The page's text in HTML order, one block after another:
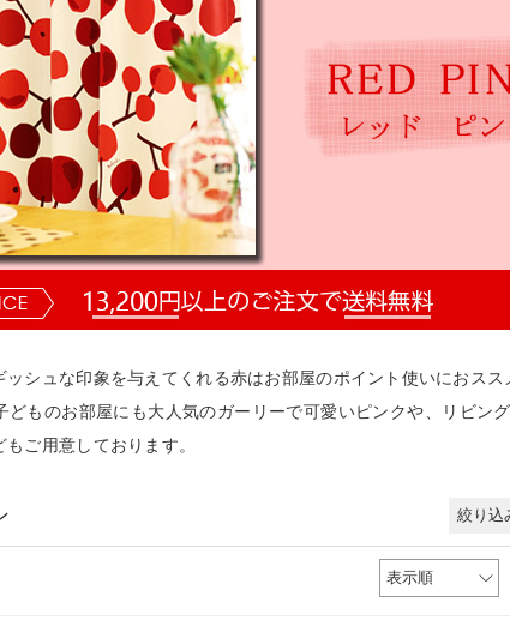
ッシュな印象を与えてくれる赤はお部屋のポイント使いにおスス
どものお部屋にも大人気のガーリーで可愛いピンクや、リビン
ご用意しております。
絞り込
表示順